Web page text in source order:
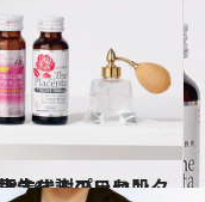
プラセンタで目指す代謝のいい肌
ティ＆ヘルス